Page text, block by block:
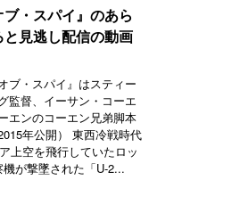
ブ・スパイ』のあら
見逃し配信の動画
ブ・スパイ』はスティー
監督、イーサン・コーエ
エンのコーエン兄弟脚本
年公開） 東西冷戦時代
上空を飛行していたロッ
が撃墜された「U-2...